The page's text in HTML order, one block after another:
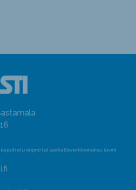
(mpm) tai paikallisverkkomaksu (pvm)